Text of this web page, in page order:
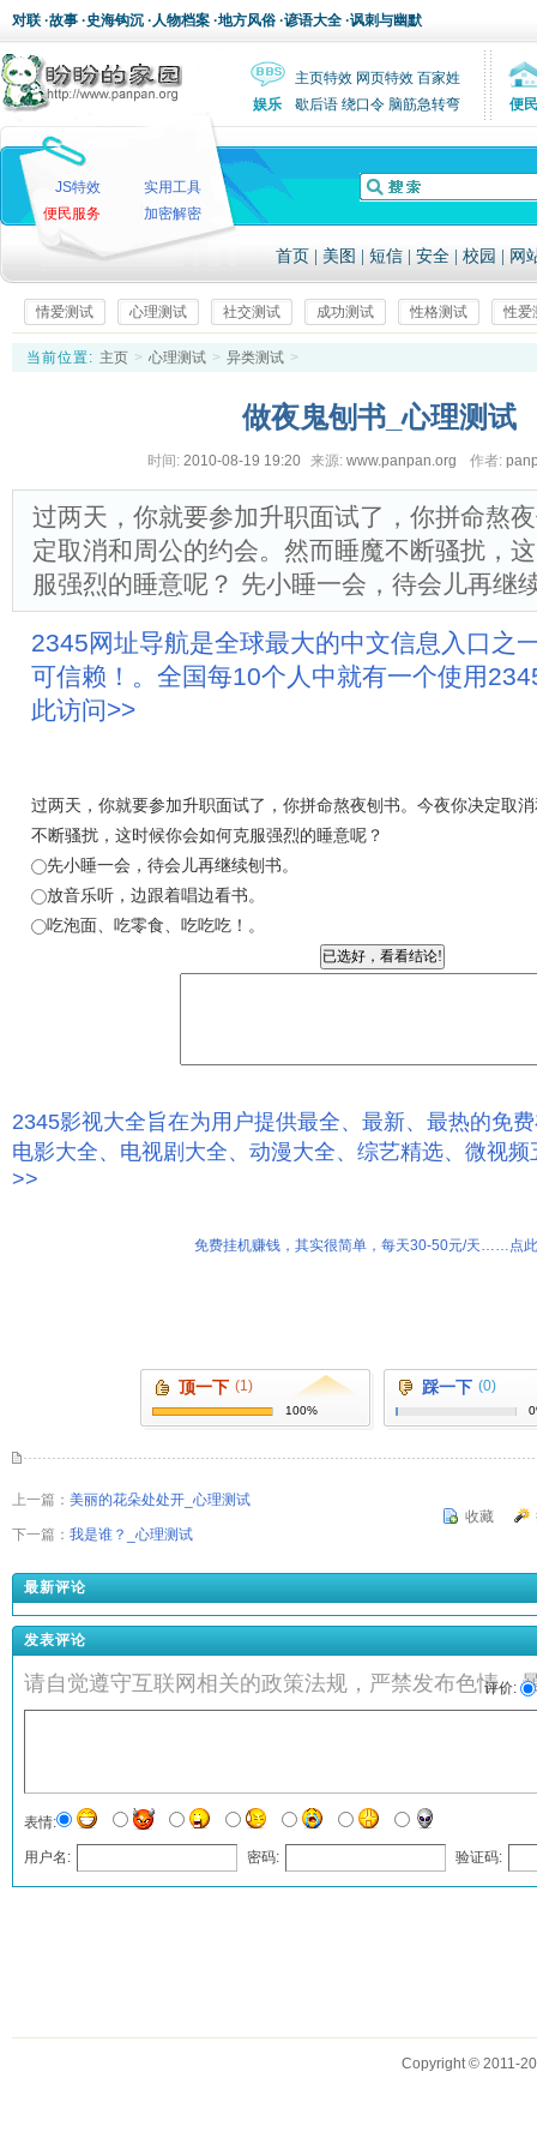
对联 ·故事 ·史海钩沉 ·人物档案 ·地方风俗 ·谚语大全 ·讽刺与幽默
主页特效 网页特效 百家姓
娱乐
歇后语 绕口令 脑筋急转弯 便民
JS特效
实用工具
便民服务
加密解密
首页 美图 短信 安全 校园 网
情爱测试 心理测试 社交测试 成功测试 性格测试 性爱
当前位置: 主页 > 心理测试 > 异类测试 >
做夜鬼刨书_心理测试
时间: 2010-08-19 19:20 来源: www.panpan.org 作者:
过两天，你就要参加升职面试了，你拼命熬
定取消和周公的约会。然而睡魔不断骚扰，
服强烈的睡意呢？ 先小睡一会，待会儿再继
2345网址导航是全球最大的中文信息入口之
可信赖！。全国每10个人中就有一个使用
此访问>>
过两天，你就要参加升职面试了，你拼命熬夜刨书。今夜你决定取
不断骚扰，这时候你会如何克服强烈的睡意呢？
先小睡一会，待会儿再继续刨书。
放音乐听，边跟着唱边看书。
吃泡面、吃零食、吃吃吃！。
2345影视大全旨在为用户提供最全、最新、最热的免
电影大全、电视剧大全、动漫大全、综艺精选、微视
>>
免费挂机赚钱，其实很简单，每天30-50元/天……点
顶一下 (1)
100%
踩一下 (0)
上一篇： 美丽的花朵处处开_心理测试
下一篇： 我是谁？_心理测试
收藏
最新评论
发表评论
请自觉遵守互联网相关的政策法规，严禁发布色情、
评价:
表情:
用户名: 密码: 验证码:
Copyright © 2011-